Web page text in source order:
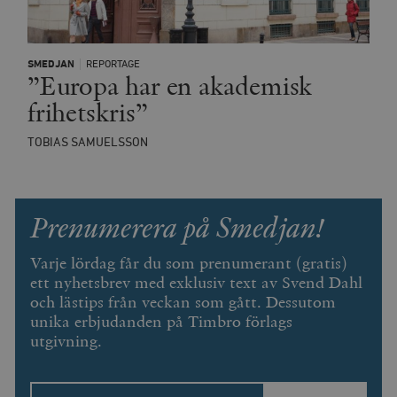
SMEDJAN REPORTAGE
”Europa har en akademisk
frihetskris”
TOBIAS SAMUELSSON
Prenumerera på Smedjan!
Varje lördag får du som prenumerant (gratis)
ett nyhetsbrev med exklusiv text av Svend Dahl
och lästips från veckan som gått. Dessutom
unika erbjudanden på Timbro förlags
utgivning.
wp_woocommerce_session_[abcdef0123456789]
{32}
__cf_bm
Cloudflare
.myfonts.net